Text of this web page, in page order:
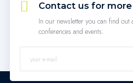
Contact us for
In our newsletter you can find out
conferences and events.